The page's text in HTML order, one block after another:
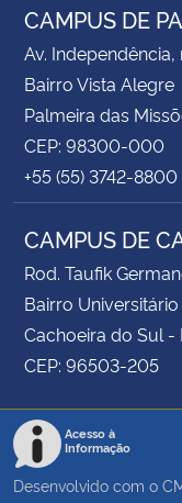
CAMPUS DE
Av. Independência,
Bairro Vista Alegre
Palmeira das
CEP: 98300-000
+55 (55) 3742-8800
CAMPUS DE
Rod. Taufik
Bairro Universitário
Cachoeira do Sul -
CEP: 96503-205
Acesso à
Informação
Desenvolvido com o